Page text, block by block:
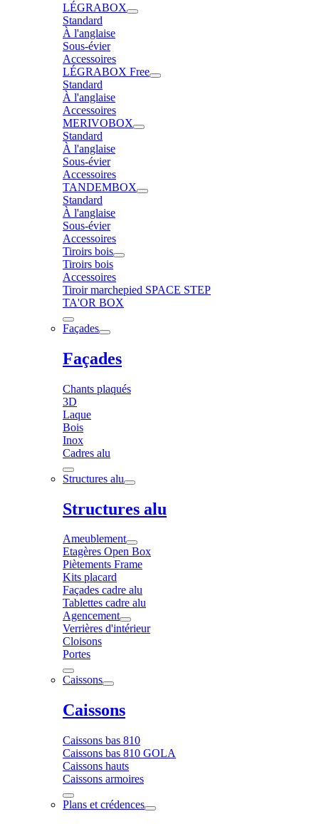
LÉGRABOX
Standard
À l'anglaise
Sous-évier
Accessoires
LÉGRABOX Free
Standard
À l'anglaise
Accessoires
MERIVOBOX
Standard
À l'anglaise
Sous-évier
Accessoires
TANDEMBOX
Standard
À l'anglaise
Sous-évier
Accessoires
Tiroirs bois
Tiroirs bois
Accessoires
Tiroir marchepied SPACE STEP
TA'OR BOX
Façades
Façades
Chants plaqués
3D
Laque
Bois
Inox
Cadres alu
Structures alu
Structures alu
Ameublement
Etagères Open Box
Piètements Frame
Kits placard
Façades cadre alu
Tablettes cadre alu
Agencement
Verrières d'intérieur
Cloisons
Portes
Caissons
Caissons
Caissons bas 810
Caissons bas 810 GOLA
Caissons hauts
Caissons armoires
Plans et crédences